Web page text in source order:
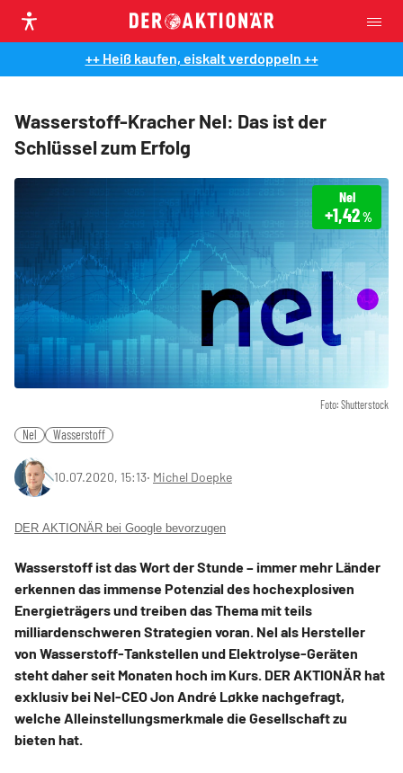
++ Heiß kaufen, eiskalt verdoppeln ++
Wasserstoff-Kracher Nel: Das ist der
Schlüssel zum Erfolg
Foto: Shutterstock
Nel
+1,42%
Nel Wasserstoff
10.07.2020, 15:13‧ Michel Doepke
DER AKTIONÄR bei Google bevorzugen
Wasserstoff ist das Wort der Stunde – immer mehr Länder
erkennen das immense Potenzial des hochexplosiven
Energieträgers und treiben das Thema mit teils
milliardenschweren Strategien voran. Nel als Hersteller
von Wasserstoff-Tankstellen und Elektrolyse-Geräten
steht daher seit Monaten hoch im Kurs. DER AKTIONÄR hat
exklusiv bei Nel-CEO Jon André Løkke nachgefragt,
welche Alleinstellungsmerkmale die Gesellschaft zu
bieten hat.